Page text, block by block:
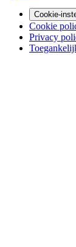
Cookie-
Cookie
Privacy